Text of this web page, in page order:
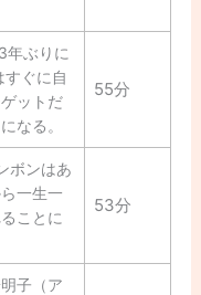
年ぶりに
ぐに自
ットだ
なる。
55分
ボンはあ
一生一
ことに
53分
子（ア